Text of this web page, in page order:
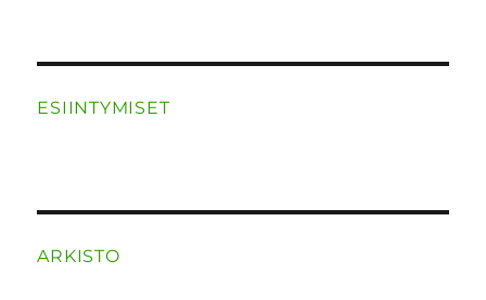
ESIINTYMISET
ARKISTO